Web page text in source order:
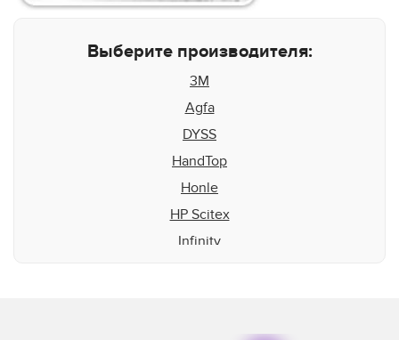
Выберите производителя:
3M
Agfa
DYSS
HandTop
Honle
HP Scitex
Infinity